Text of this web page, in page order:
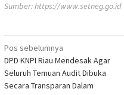
Sumber:https://www.setneg.go.id
Navigasi
pos
Pos sebelumnya
DPD KNPI Riau Mendesak Agar
Seluruh Temuan Audit Dibuka
Secara Transparan Dalam